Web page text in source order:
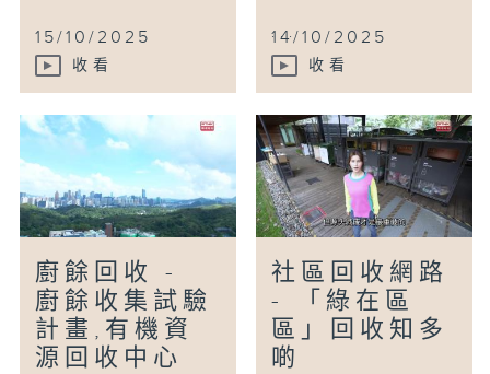
15/10/2025
收看
...
14/10/2025
收看
廚餘回收 -
廚餘收集試驗
計畫,有機資
源回收中心
社區回收網路
- 「綠在區
區」回收知多
啲